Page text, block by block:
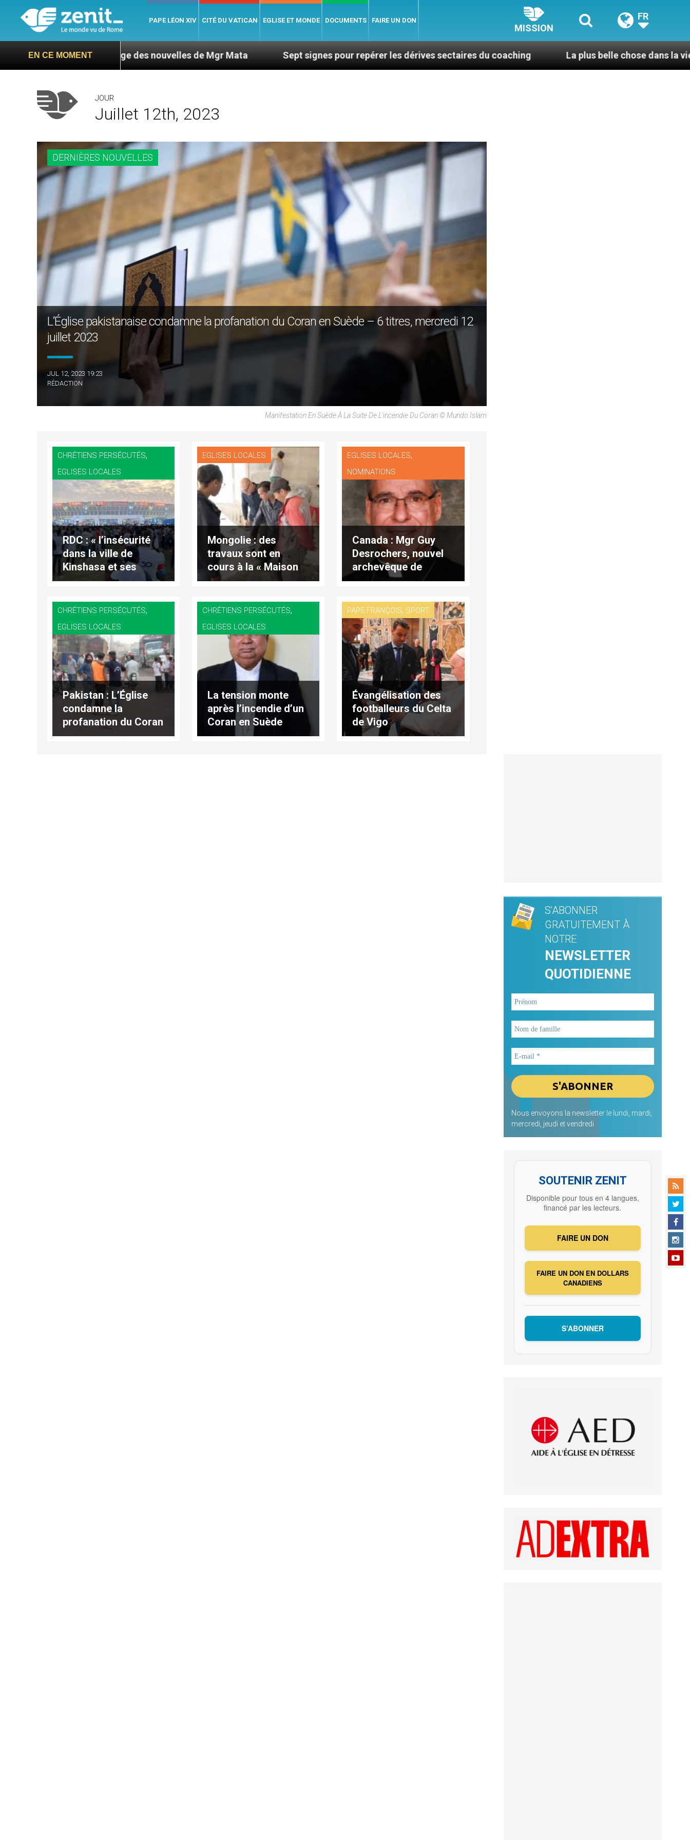
PAPE LÉON XIV CITÉ DU VATICAN EGLISE ET MONDE DOCUMENTS FAIRE UN DON
MISSION
FR
EN CE MOMENT
: L’ONU exige des nouvelles de Mgr Mata Sept signes pour repérer les dérives sectaires du coaching La plus belle chose dans la vie, c’est d’être
JOUR
Juillet 12th, 2023
DERNIÈRES NOUVELLES
L’Église pakistanaise condamne la profanation du Coran en Suède – 6 titres, mercredi 12
juillet 2023
JUL 12, 2023 19:23
RÉDACTION
Manifestation En Suède À La Suite De L'incendie Du Coran © Mundo Islam
CHRÉTIENS PERSÉCUTÉS,
EGLISES LOCALES
RDC : « l’insécurité
dans la ville de
Kinshasa et ses
périphéries »
EGLISES LOCALES
Mongolie : des
travaux sont en
cours à la « Maison
de la Miséricorde »
EGLISES LOCALES,
NOMINATIONS
Canada : Mgr Guy
Desrochers, nouvel
archevêque de
Moncton
CHRÉTIENS PERSÉCUTÉS,
EGLISES LOCALES
Pakistan : L’Église
condamne la
profanation du Coran
CHRÉTIENS PERSÉCUTÉS,
EGLISES LOCALES
La tension monte
après l’incendie d’un
Coran en Suède
PAPE FRANÇOIS, SPORT
Évangélisation des
footballeurs du Celta
de Vigo
S'ABONNER
GRATUITEMENT À
NOTRE
NEWSLETTER
QUOTIDIENNE
Nous envoyons la newsletter le lundi, mardi,
mercredi, jeudi et vendredi
SOUTENIR ZENIT
Disponible pour tous en 4 langues,
financé par les lecteurs.
FAIRE UN DON
FAIRE UN DON EN DOLLARS
CANADIENS
S’ABONNER